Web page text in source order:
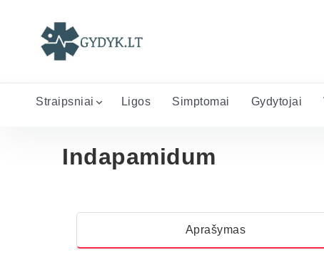
Straipsniai Ligos Simptomai Gydytojai
Indapamidum
Aprašymas